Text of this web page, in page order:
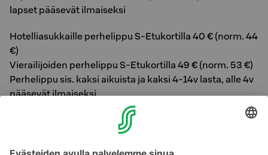
lapset pääsevät ilmaiseksi
Hotelliasukkaille perhelippu S-Etukortilla 40 € (norm. 44
€)
Vierailijoiden perhelippu S-Etukortilla 49 € (norm. 53 €)
Perhelippu sis. kaksi aikuista ja kaksi 4-14v lasta, alle 4v
pääsevät ilmaiseksi
Eläkeläiset ja opiskelijat (kuvallisella opiskelijakortilla) 14
S-Card -asiakkaat 12 €